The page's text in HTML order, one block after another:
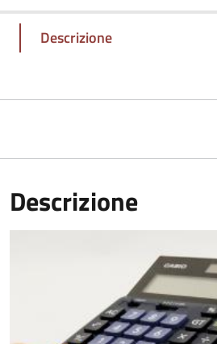
Descrizione
Descrizione